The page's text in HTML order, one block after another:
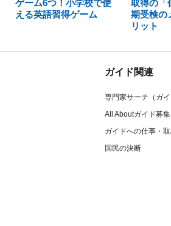
ゲーム6つ！小学校で使
える英語習得ゲーム
取得の「
期受検の
リット
ガイド関連
専門家サーチ（ガイ
All Aboutガイド募集
ガイドへの仕事・
国民の決断